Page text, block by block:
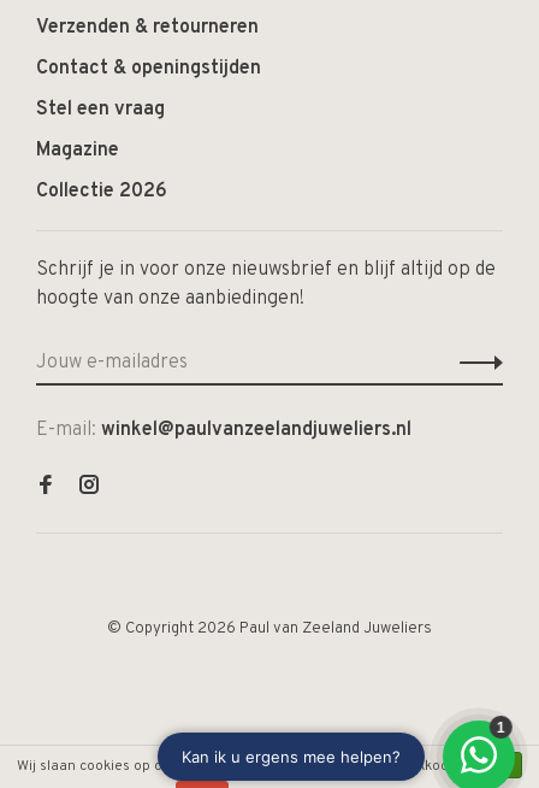
Verzenden & retourneren
Contact & openingstijden
Stel een vraag
Magazine
Collectie 2026
Schrijf je in voor onze nieuwsbrief en blijf altijd op de
hoogte van onze aanbiedingen!
E-mail: winkel@paulvanzeelandjuweliers.nl
© Copyright 2026 Paul van Zeeland Juweliers
Wij slaan cookies op om onze website te verbeteren. Is dat akkoord?
Ja